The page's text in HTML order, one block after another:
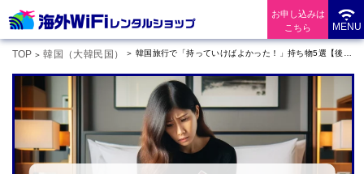
お申し込みは
こちら
MENU
TOP 韓国（大韓民国） 韓国旅行で「持っていけばよかった！」持ち物5選【後悔しないアイテムリスト】